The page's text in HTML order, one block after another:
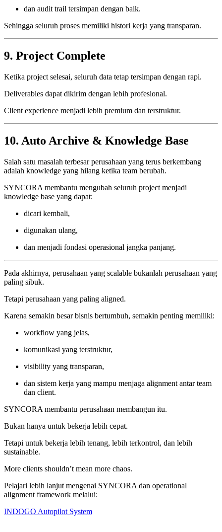
dan audit trail tersimpan dengan baik.
Sehingga seluruh proses memiliki histori kerja yang transparan.
9. Project Complete
Ketika project selesai, seluruh data tetap tersimpan dengan rapi.
Deliverables dapat dikirim dengan lebih profesional.
Client experience menjadi lebih premium dan terstruktur.
10. Auto Archive & Knowledge Base
Salah satu masalah terbesar perusahaan yang terus berkembang
adalah knowledge yang hilang ketika team berubah.
SYNCORA membantu mengubah seluruh project menjadi
knowledge base yang dapat:
dicari kembali,
digunakan ulang,
dan menjadi fondasi operasional jangka panjang.
Pada akhirnya, perusahaan yang scalable bukanlah perusahaan yang
paling sibuk.
Tetapi perusahaan yang paling aligned.
Karena semakin besar bisnis bertumbuh, semakin penting memiliki:
workflow yang jelas,
komunikasi yang terstruktur,
visibility yang transparan,
dan sistem kerja yang mampu menjaga alignment antar team
dan client.
SYNCORA membantu perusahaan membangun itu.
Bukan hanya untuk bekerja lebih cepat.
Tetapi untuk bekerja lebih tenang, lebih terkontrol, dan lebih
sustainable.
More clients shouldn’t mean more chaos.
Pelajari lebih lanjut mengenai SYNCORA dan operational
alignment framework melalui:
INDOGO Autopilot System